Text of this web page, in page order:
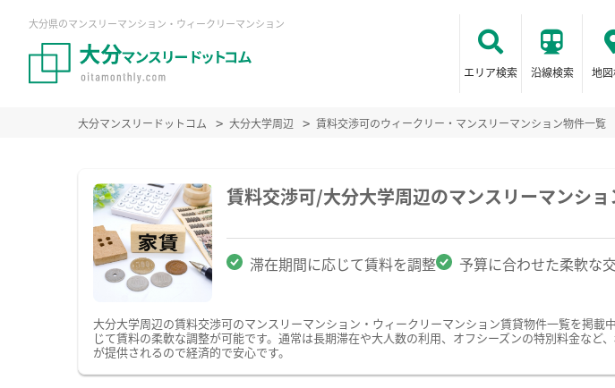
大分県のマンスリーマンション・ウィークリーマンション
エリア検索 沿線検索 地
大分マンスリードットコム 大分大学周辺 賃料交渉可のウィークリー・マンスリーマンション物件一覧
賃料交渉可/大分大学周辺のマンスリーマンシ
滞在期間に応じて賃料を調整 予算に合わせた柔軟な
大分大学周辺の賃料交渉可のマンスリーマンション・ウィークリーマンション賃貸物件一覧を掲
じて賃料の柔軟な調整が可能です。通常は長期滞在や大人数の利用、オフシーズンの特別料金な
が提供されるので経済的で安心です。